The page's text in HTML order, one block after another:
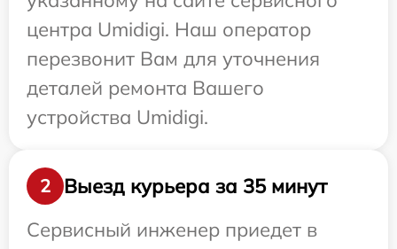
центра Umidigi. Наш оператор
перезвонит Вам для уточнения
деталей ремонта Вашего
устройства Umidigi.
2
Выезд курьера за 35 минут
Сервисный инженер приедет в